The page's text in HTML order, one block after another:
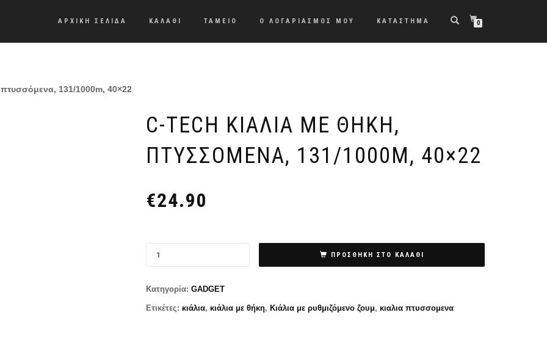
ΑΡΧΙΚΗ ΣΕΛΙΔΑ ΚΑΛΑΘΙ ΤΑΜΕΙΟ Ο ΛΟΓΑΡΙΑΣΜΟΣ ΜΟΥ ΚΑΤΑΣΤΗΜΑ 0
131/1000m, 40×22
C-TECH ΚΙΆΛΙΑ ΜΕ ΘΉΚΗ,
ΠΤΥΣΣΌΜΕΝΑ, 131/1000M, 40×22
€24.90
ΠΡΟΣΘΉΚΗ ΣΤΟ ΚΑΛΆΘΙ
Κατηγορία: GADGET
Ετικέτες: κιάλια, κιάλια με θήκη, Κιάλια με ρυθμιζόμενο ζουμ, κιαλια πτυσσομενα